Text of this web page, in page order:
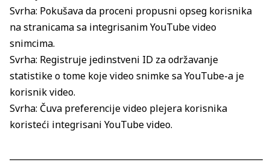
Svrha: Pokušava da proceni propusni opseg korisnika
na stranicama sa integrisanim YouTube video
snimcima.
Svrha: Registruje jedinstveni ID za održavanje
statistike o tome koje video snimke sa YouTube-a je
korisnik video.
Svrha: Čuva preferencije video plejera korisnika
koristeći integrisani YouTube video.